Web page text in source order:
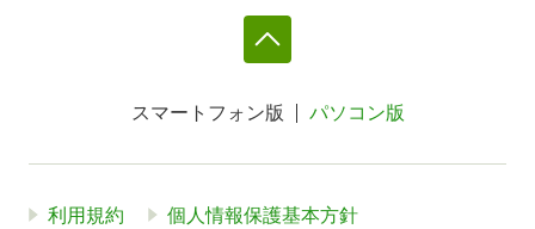
スマートフォン版 パソコン版
利用規約 個人情報保護基本方針